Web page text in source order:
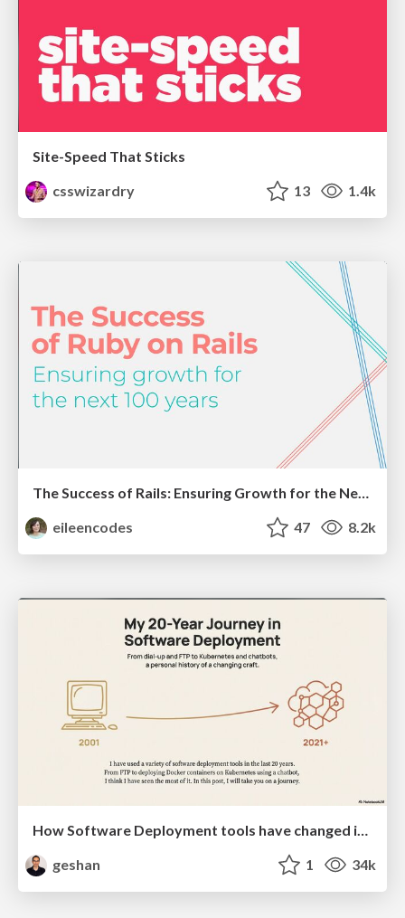
Site-Speed That Sticks
csswizardry
13 1.4k
The Success of Rails: Ensuring Growth for the Next 100 Years
eileencodes
47 8.2k
geshan
1 34k